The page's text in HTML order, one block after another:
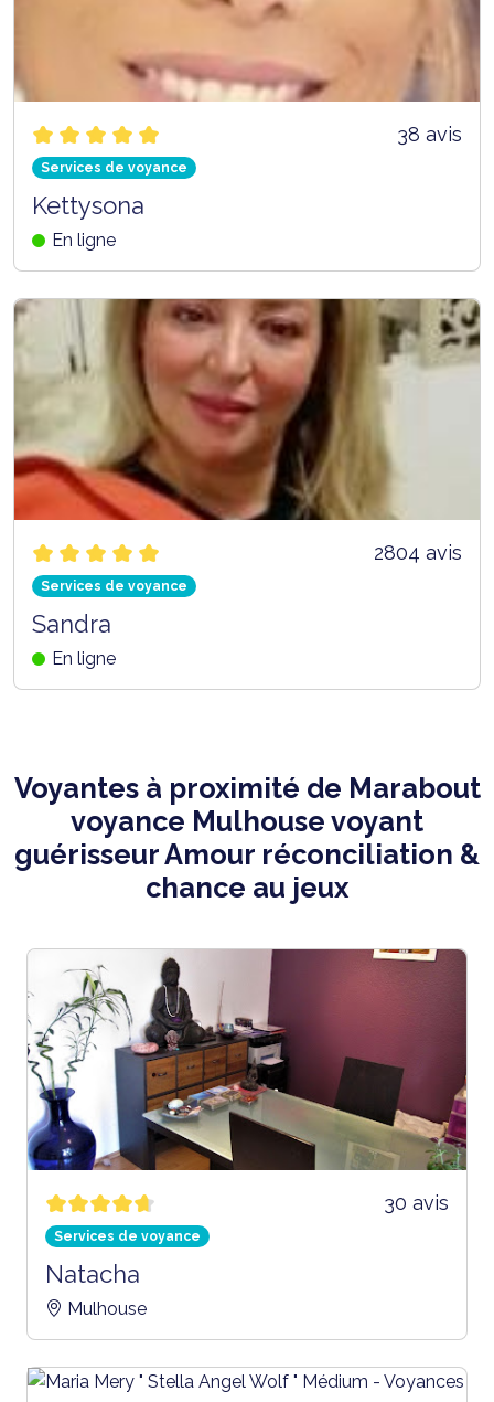
38 avis
Services de voyance
Kettysona
En ligne
2804 avis
Services de voyance
Sandra
En ligne
Voyantes à proximité de Marabout
voyance Mulhouse voyant
guérisseur Amour réconciliation &
chance au jeux
30 avis
Services de voyance
Natacha
Mulhouse